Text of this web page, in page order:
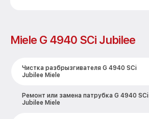
Miele G 4940 SCi Jubilee
Чистка разбрызгивателя G 4940 SCi
Jubilee Miele
Ремонт или замена патрубка G 4940 SCi
Jubilee Miele